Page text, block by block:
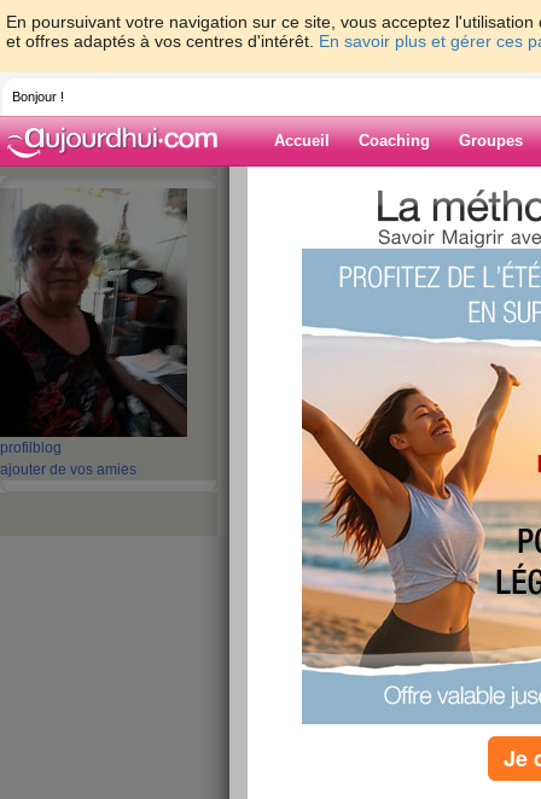
En poursuivant votre navigation sur ce site, vous acceptez
et offres adaptés à vos centres d'intérêt. En savoir plus et gérer ces
Bonjour !
Accueil Coaching Groupes
profil blog
ajouter de vos amies
> > FIN ///////
Blog de jacotte8
FIN /////// DE ////
Je